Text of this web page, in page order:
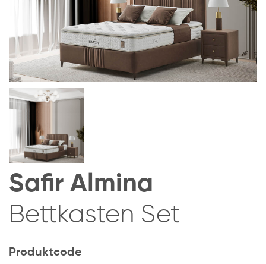
Safir Almina
Bettkasten Set
Produktcode